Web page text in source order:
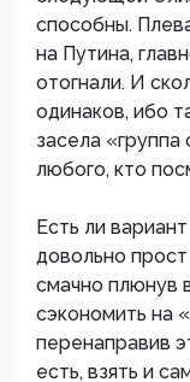
способны.
на Путина,
отогнали. И
одинаков, ибо
засела
любого, кто
Есть ли
довольно
смачно
сэкономить на
перенаправив
есть, взять и